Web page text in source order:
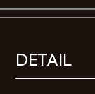
DETAIL